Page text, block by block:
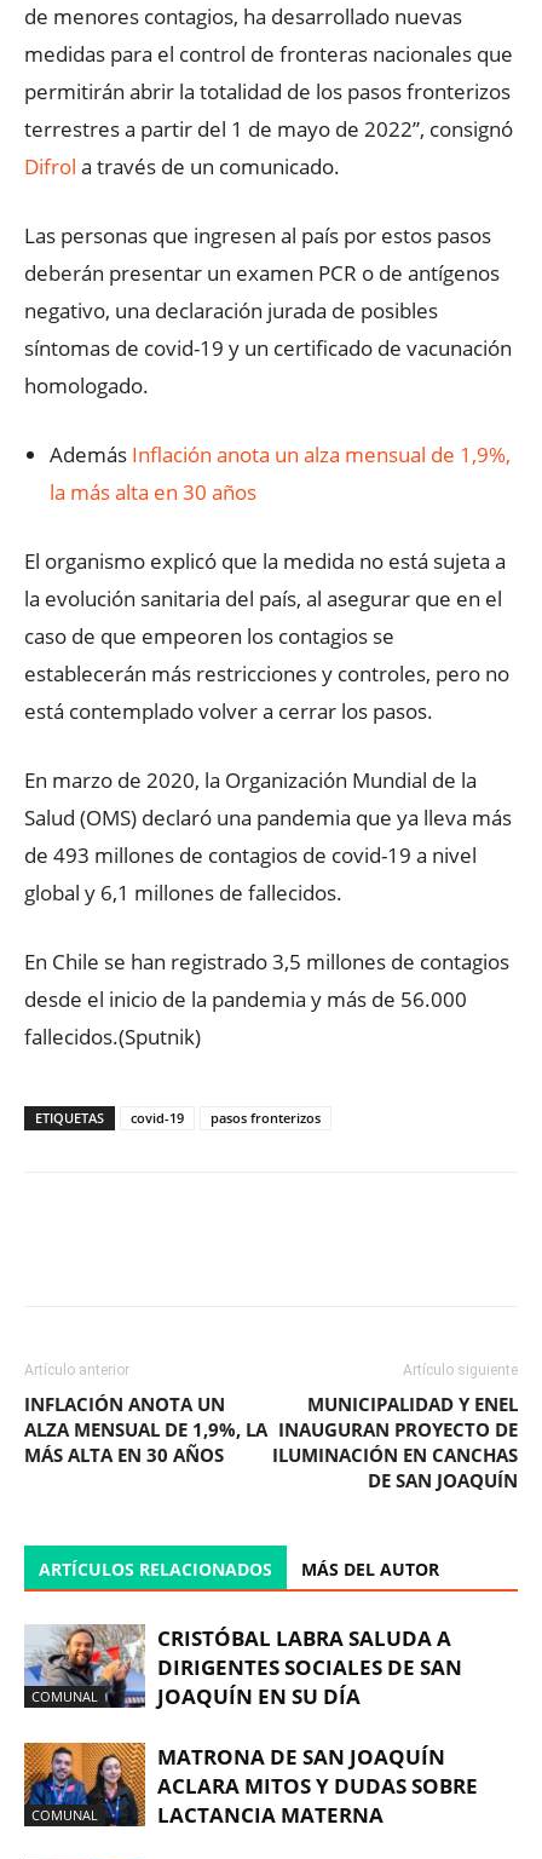
de menores contagios, ha desarrollado nuevas
medidas para el control de fronteras nacionales que
permitirán abrir la totalidad de los pasos fronterizos
terrestres a partir del 1 de mayo de 2022”, consignó
Difrol a través de un comunicado.
Las personas que ingresen al país por estos pasos
deberán presentar un examen PCR o de antígenos
negativo, una declaración jurada de posibles
síntomas de covid-19 y un certificado de vacunación
homologado.
Además Inflación anota un alza mensual de 1,9%,
la más alta en 30 años
El organismo explicó que la medida no está sujeta a
la evolución sanitaria del país, al asegurar que en el
caso de que empeoren los contagios se
establecerán más restricciones y controles, pero no
está contemplado volver a cerrar los pasos.
En marzo de 2020, la Organización Mundial de la
Salud (OMS) declaró una pandemia que ya lleva más
de 493 millones de contagios de covid-19 a nivel
global y 6,1 millones de fallecidos.
En Chile se han registrado 3,5 millones de contagios
desde el inicio de la pandemia y más de 56.000
fallecidos.(Sputnik)
ETIQUETAS covid-19 pasos fronterizos
Artículo anterior
INFLACIÓN ANOTA UN
ALZA MENSUAL DE 1,9%, LA
MÁS ALTA EN 30 AÑOS
Artículo siguiente
MUNICIPALIDAD Y ENEL
INAUGURAN PROYECTO DE
ILUMINACIÓN EN CANCHAS
DE SAN JOAQUÍN
ARTÍCULOS RELACIONADOS MÁS DEL AUTOR
COMUNAL
CRISTÓBAL LABRA SALUDA A
DIRIGENTES SOCIALES DE SAN
JOAQUÍN EN SU DÍA
COMUNAL
MATRONA DE SAN JOAQUÍN
ACLARA MITOS Y DUDAS SOBRE
LACTANCIA MATERNA